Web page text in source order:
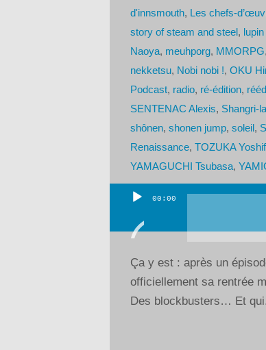
d'innsmouth, Les chefs-
story of steam and steel,
Naoya, meuhporg, MMORPG,
nekketsu, Nobi nobi !, OKU
Podcast, radio, ré-édition,
SENTENAC Alexis, Shangri-
shônen, shonen jump, soleil,
Renaissance, TOZUKA
YAMAGUCHI Tsubasa,
Lecteur
audio
00:00
Ça y est : après un
officiellement sa rentrée
Des blockbusters… Et